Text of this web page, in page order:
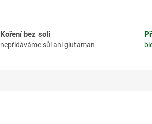
Koření bez soli
nepřidáváme sůl ani glutaman